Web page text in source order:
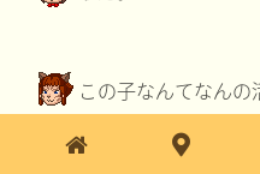
この子なんてなん
ンに黒コゲにされちゃい